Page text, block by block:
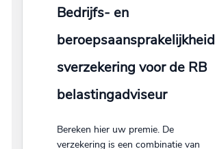
Bedrijfs- en
beroepsaansprakelijkheid
sverzekering voor de RB
belastingadviseur
Bereken hier uw premie. De
verzekering is een combinatie van